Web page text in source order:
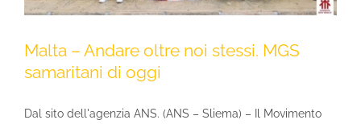
Malta – Andare oltre noi stessi. MGS
samaritani di oggi
Dal sito dell'agenzia ANS. (ANS – Sliema) – Il Movimento